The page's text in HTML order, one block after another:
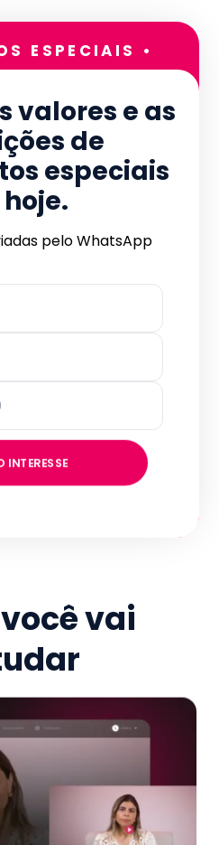
ESPECIAIS •
valores e as
de
especiais
pelo WhatsApp
INTERESSE
vai